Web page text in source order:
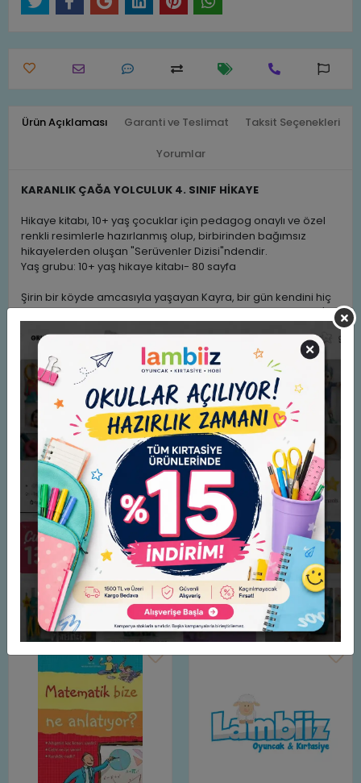
Ürün Açıklaması Garanti ve Teslimat Taksit Seçenekleri
Yorumlar
KARANLIK ÇAĞA YOLCULUK 4. SINIF HİKAYE
Hikaye kitabı, 10+ yaş çocuklar için pedagog onaylı ve özel
renkli resimlerle hazırlanmış olup, birbirinden bağımsız
hikayelerden oluşan "Serüvenler Dizisi"ndendir.
Yaş grubu: 10+ yaş hikaye kitabı- 80 sayfa
Şirin bir köyde amcasıyla yaşayan Kayra, bir gün kendini hiç
beklenmedik olayların içinde bulur. Hepsi de tavuğu Gırgır'ın
ama bu yumurta bildiğimiz bir yumurta değil; bambaşka bir
çağa, Karanlık Çağ denilen dinozorların çağına ait bir
dinozor yumurtasıdır.
Bu çağda yumurtadan çıkan bir dinozor mu?
Çocuklar, kahramanımız Kayra ve tavuğu Gırgır ile çağlar
arasında geçen bu macera dolu yolculuğa çıkarak dinozoru
ait olduğu çağa götürmeye çalışacak.
Elif Çiftçi Yılmaz'ın yazdığı, Eda Ertekin Toksöz'ün resimlediği
ve eğitsel içerik danışmanlığını Pedagog Ayşen Oy'un yaptığı
"Karanlık Çağa Yolculuk" hikaye kitabı, gizem dolu
macerasıyla çocuklara sımsıcak bir heyecan yaşatacak.
Benzer Ürünler